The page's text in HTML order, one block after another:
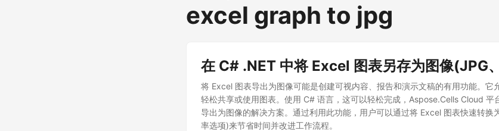
excel graph to jpg
在 C# .NET 中将 Excel 图表另存为图像(JPG
将 Excel 图表导出为图像可能是创建可视内容、报告和演示文稿的有用功能。它
轻松共享或使用图表。使用 C# 语言，这可以轻松完成，Aspose.Cells Cloud 平
导出为图像的解决方案。通过利用此功能，用户可以通过将 Excel 图表快速转换
率选项)来节省时间并改进工作流程。